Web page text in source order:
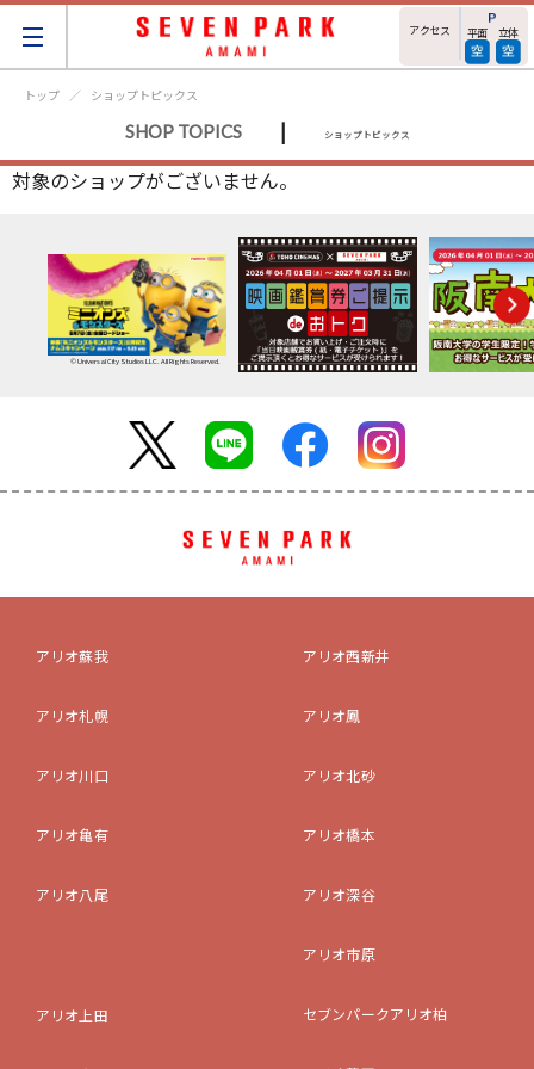
アクセス 平面 立体
トップ ショップトピックス
SHOP TOPICS | ショップトピックス
対象のショップがございません。
© Universal City Studios LLC. All Rights Reserved.
アリオ蘇我
アリオ札幌
アリオ川口
アリオ亀有
アリオ八尾
アリオ上田
アリオ西新井
アリオ鳳
アリオ北砂
アリオ橋本
アリオ深谷
アリオ市原
セブンパークアリオ柏